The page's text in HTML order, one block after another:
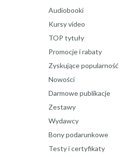
Audiobooki
Kursy video
TOP tytuły
Promocje i rabaty
Zyskujące popularność
Nowości
Darmowe publikacje
Zestawy
Wydawcy
Bony podarunkowe
Testy i certyfikaty